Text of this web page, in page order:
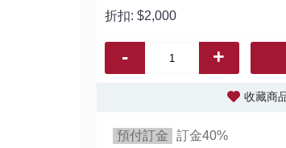
折扣: $2,000
- +
收藏商
預付訂金
訂金40%